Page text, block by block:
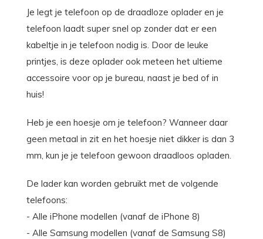
Je legt je telefoon op de draadloze oplader en je
telefoon laadt super snel op zonder dat er een
kabeltje in je telefoon nodig is. Door de leuke
printjes, is deze oplader ook meteen het ultieme
accessoire voor op je bureau, naast je bed of in
huis!
Heb je een hoesje om je telefoon? Wanneer daar
geen metaal in zit en het hoesje niet dikker is dan 3
mm, kun je je telefoon gewoon draadloos opladen.
De lader kan worden gebruikt met de volgende
telefoons:
- Alle iPhone modellen (vanaf de iPhone 8)
- Alle Samsung modellen (vanaf de Samsung S8)